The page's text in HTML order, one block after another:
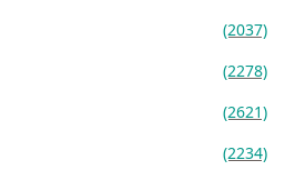
(2037)
(2278)
(2621)
(2234)